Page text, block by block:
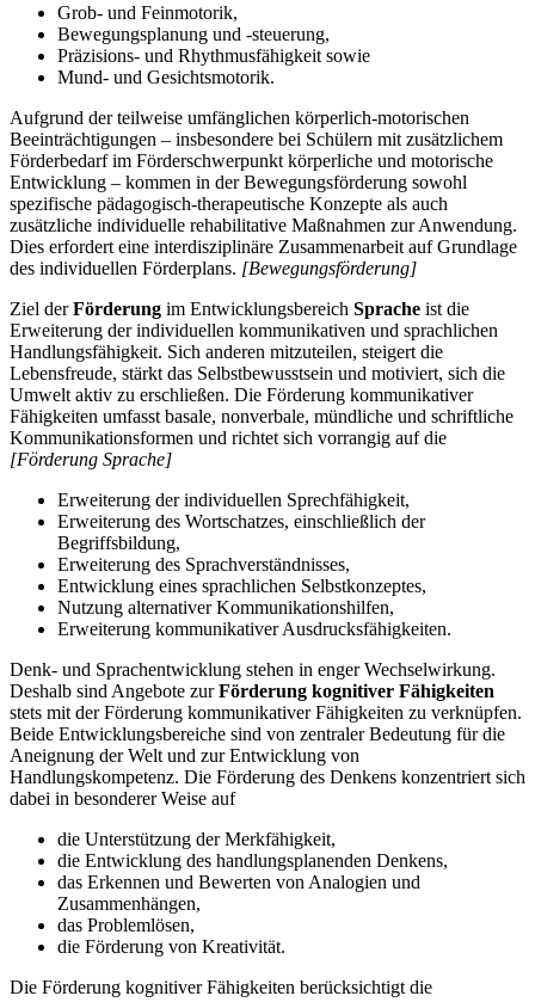
Grob- und Feinmotorik,
Bewegungsplanung und -steuerung,
Präzisions- und Rhythmusfähigkeit sowie
Mund- und Gesichtsmotorik.
Aufgrund der teilweise umfänglichen körperlich-motorischen
Beeinträchtigungen – insbesondere bei Schülern mit zusätzlichem
Förderbedarf im Förderschwerpunkt körperliche und motorische
Entwicklung – kommen in der Bewegungsförderung sowohl
spezifische pädagogisch-therapeutische Konzepte als auch
zusätzliche individuelle rehabilitative Maßnahmen zur Anwendung.
Dies erfordert eine interdisziplinäre Zusammenarbeit auf Grundlage
des individuellen Förderplans. [Bewegungsförderung]
Ziel derFörderung im Entwicklungsbereich Sprache ist die
Erweiterung der individuellen kommunikativen und sprachlichen
Handlungsfähigkeit. Sich anderen mitzuteilen, steigert die
Lebensfreude, stärkt das Selbstbewusstsein und motiviert, sich die
Umwelt aktiv zu erschließen. Die Förderung kommunikativer
Fähigkeiten umfasst basale, nonverbale, mündliche und schriftliche
Kommunikationsformen und richtet sich vorrangig auf die
[Förderung Sprache]
Erweiterung der individuellen Sprechfähigkeit,
Erweiterung des Wortschatzes, einschließlich der
Begriffsbildung,
Erweiterung des Sprachverständnisses,
Entwicklung eines sprachlichen Selbstkonzeptes,
Nutzung alternativer Kommunikationshilfen,
Erweiterung kommunikativer Ausdrucksfähigkeiten.
Denk- und Sprachentwicklung stehen in enger Wechselwirkung.
Deshalb sind Angebote zurFörderung kognitiver Fähigkeiten
stets mit der Förderung kommunikativer Fähigkeiten zu verknüpfen.
Beide Entwicklungsbereiche sind von zentraler Bedeutung für die
Aneignung der Welt und zur Entwicklung von
Handlungskompetenz. Die Förderung des Denkens konzentriert sich
dabei in besonderer Weise auf
die Unterstützung der Merkfähigkeit,
die Entwicklung des handlungsplanenden Denkens,
das Erkennen und Bewerten von Analogien und
Zusammenhängen,
das Problemlösen,
die Förderung von Kreativität.
Die Förderung kognitiver Fähigkeiten berücksichtigt die